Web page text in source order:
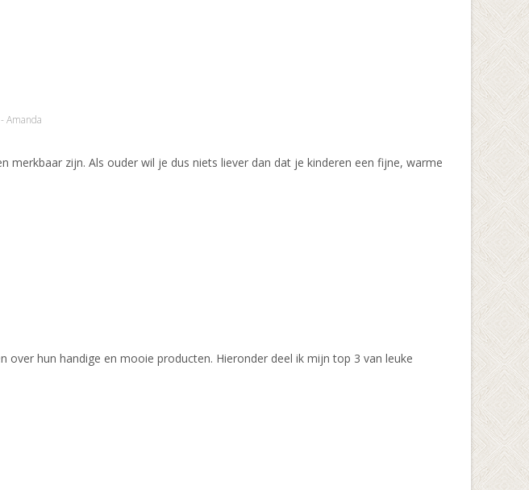
Amanda
zijn. Als ouder wil je dus niets liever dan dat je kinderen een fijne, warme
over hun handige en mooie producten. Hieronder deel ik mijn top 3 van leuke